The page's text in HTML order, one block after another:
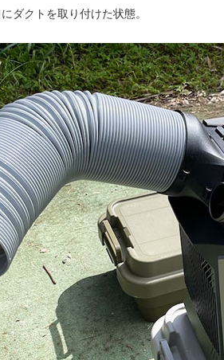
ダクトを取り付けた状態。